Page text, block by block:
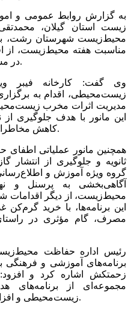
به گزارش روابط عمومی و
زیست استان گیلان،
محیط‌زیست شهرستان رشت، با
مناسبت هفته محیط‌زیست، از
در مسیر صیانت از محیط‌زیست خبر داد.
وی گفت: کارخانه فیبر
زیست‌محیطی، اقدام به
مدیریت اثرات مخرب
این مانور با هدف جلوگیری
کاهش مخاطرات احتمالی زیست‌محیطی اجرا شد.
همچنین مانور عملیاتی اطفای
ثانویه و جلوگیری از انتشار
گروه ویژه آموزش و
آگاهی‌بخشی به پرسنل و
محیط‌زیست، از دیگر اقدامات
این برنامه‌ها، با خرید
مصرف، گام مؤثری در
رئیس اداره حفاظت
برنامه‌های آموزشی و فرهنگی
زحمتکش اشاره کرد و
مجموعه‌ای از برنامه‌های
زیست‌محیطی و افزایش توانمندی‌های کارکنان اجرا شد.